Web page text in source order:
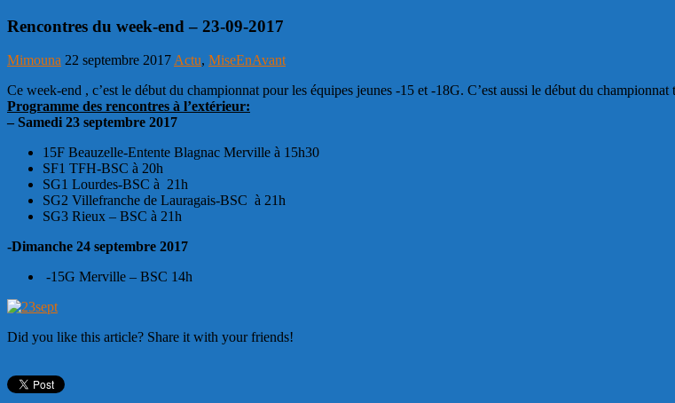
Rencontres du week-end – 23-09-2017
Mimouna 22 septembre 2017Actu, MiseEnAvant
Ce week-end , c’est le début du championnat pour les équipes jeunes -15 et -18G. C’est aussi le début du
Programme des rencontres à l’extérieur:
– Samedi 23 septembre 2017
15F Beauzelle-Entente Blagnac Merville à 15h30
SF1 TFH-BSC à 20h
SG1 Lourdes-BSC à 21h
SG2 Villefranche de Lauragais-BSC à 21h
SG3 Rieux – BSC à 21h
-Dimanche 24 septembre 2017
-15G Merville – BSC 14h
Did you like this article? Share it with your friends!